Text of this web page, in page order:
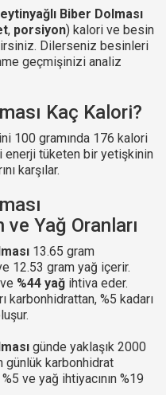
Biber Dolması
, porsiyon) kalori ve besin
Dilerseniz besinleri
geçmişinizi analiz
Kaç Kalori?
100 gramında 176 kalori
enerji tüketen bir yetişkinin
karşılar.
Yağ Oranları
13.65 gram
12.53 gram yağ içerir.
ve %44 yağ ihtiva eder.
karbonhidrattan, %5 kadarı
günde yaklaşık 2000
karbonhidrat
ve yağ ihtiyacının %19